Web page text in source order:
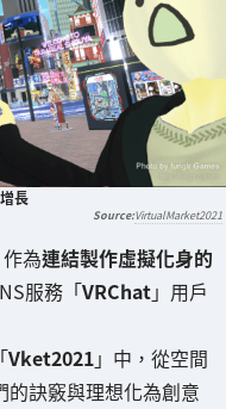
長
VirtualMarket2021
為連結製作虛擬化身的
服務「VRChat」用戶
Vket2021」中，從空間
的訣竅與理想化為創意